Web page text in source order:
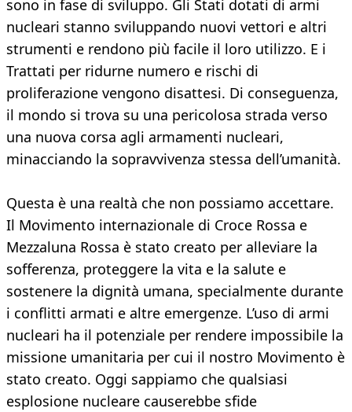
sono in fase di sviluppo. Gli Stati dotati di armi
nucleari stanno sviluppando nuovi vettori e altri
strumenti e rendono più facile il loro utilizzo. E i
Trattati per ridurne numero e rischi di
proliferazione vengono disattesi. Di conseguenza,
il mondo si trova su una pericolosa strada verso
una nuova corsa agli armamenti nucleari,
minacciando la sopravvivenza stessa dell’umanità.
Questa è una realtà che non possiamo accettare.
Il Movimento internazionale di Croce Rossa e
Mezzaluna Rossa è stato creato per alleviare la
sofferenza, proteggere la vita e la salute e
sostenere la dignità umana, specialmente durante
i conflitti armati e altre emergenze. L’uso di armi
nucleari ha il potenziale per rendere impossibile la
missione umanitaria per cui il nostro Movimento è
stato creato. Oggi sappiamo che qualsiasi
esplosione nucleare causerebbe sfide